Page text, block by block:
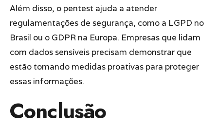
Além disso, o pentest ajuda a atender
regulamentações de segurança, como a LGPD no
Brasil ou o GDPR na Europa. Empresas que lidam
com dados sensíveis precisam demonstrar que
estão tomando medidas proativas para proteger
essas informações.
Conclusão